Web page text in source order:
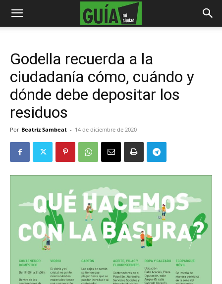
Godella recuerda a la
ciudadanía cómo, cuándo y
dónde debe depositar los
residuos
Por Beatriz Sambeat - 14 de diciembre de 2020